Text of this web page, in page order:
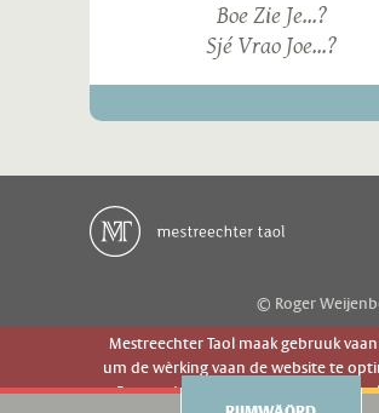
Boe Zie Je...?
Sjé Vrao Joe...?
© Roger
Mestreechter Taol maak gebruuk
um de wèrking vaan de website te
Es geer de website gebruuk gaot g'r